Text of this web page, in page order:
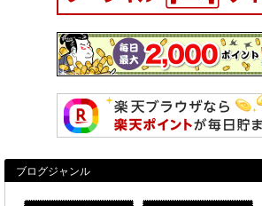
ブログジャンル